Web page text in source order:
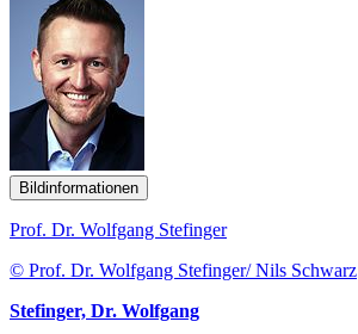
Bildinformationen
Prof. Dr. Wolfgang Stefinger
© Prof. Dr. Wolfgang Stefinger/ Nils Schwarz
Stefinger, Dr. Wolfgang